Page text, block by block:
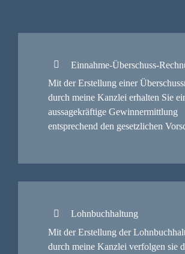
Einnahme-Überschuss-
Mit der Erstellung einer
durch meine Kanzlei erhalten Sie
aussagekräftige Gewinnermittlung
entsprechend den gesetzlichen
Lohnbuchhaltung
Mit der Erstellung der
durch meine Kanzlei verfolgen sie